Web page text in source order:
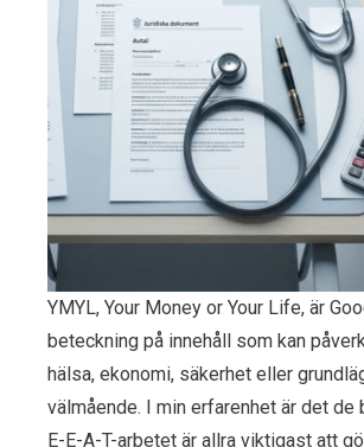
YMYL, Your Money or Your Life, är
beteckning på innehåll som kan
hälsa, ekonomi, säkerhet eller
välmående. I min erfarenhet är det de
E-E-A-T-arbetet är allra viktigast att